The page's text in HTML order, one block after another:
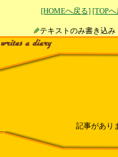
[HOMEへ戻る] [TOP
テキストのみ書
記事があり